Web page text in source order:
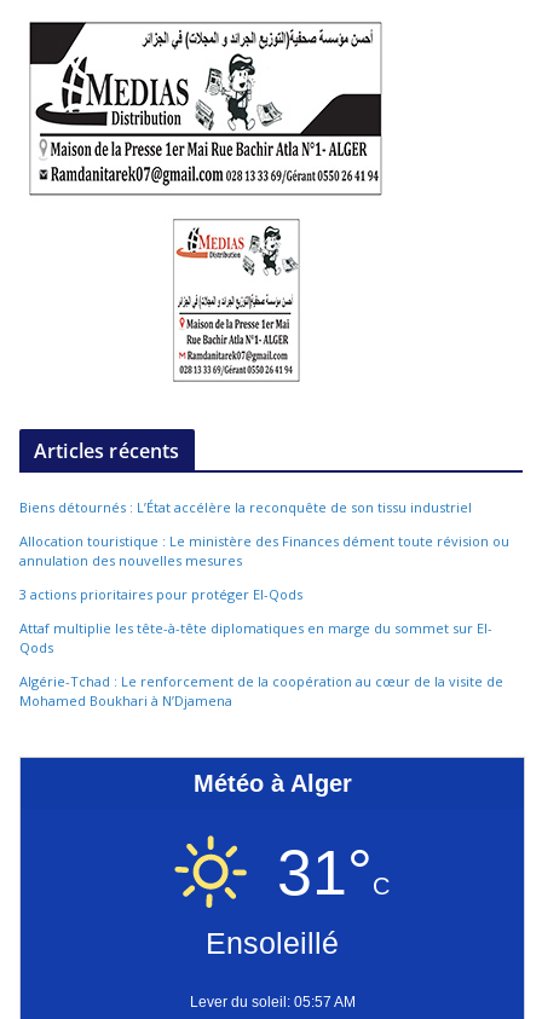
Articles récents
Biens détournés : L’État accélère la reconquête de son tissu industriel
Allocation touristique : Le ministère des Finances dément toute révision ou
annulation des nouvelles mesures
3 actions prioritaires pour protéger El-Qods
Attaf multiplie les tête-à-tête diplomatiques en marge du sommet sur El-
Qods
Algérie-Tchad : Le renforcement de la coopération au cœur de la visite de
Mohamed Boukhari à N’Djamena
Météo à Alger
31°C
Ensoleillé
Lever du soleil: 05:57 AM